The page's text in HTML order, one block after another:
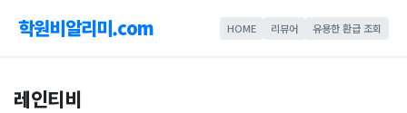
학원비알리미.com HOME 리뷰어 유용한 환급 조회
레인티비